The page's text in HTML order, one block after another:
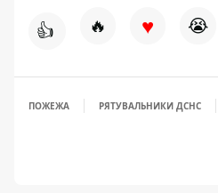
👍 🔥 ♥ 😭
ПОЖЕЖА РЯТУВАЛЬНИКИ ДСНС